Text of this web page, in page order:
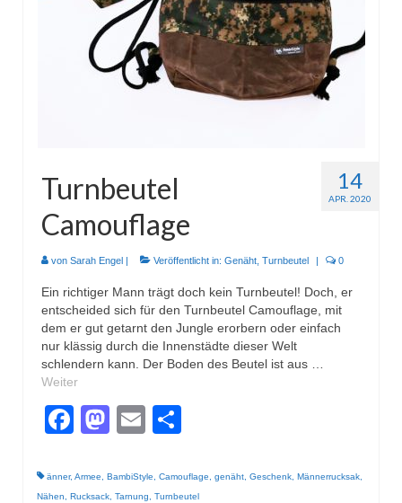
Topflappen
Winterzeit
Stirnbänder
Specials
Genäht
Waschtaschen
Turnbeutel
Sonstiges
Gestrickt
14
APR. 2020
Turnbeutel
Camouflage
von Sarah Engel Veröffentlicht in: Genäht, Turnbeutel 0
Ein richtiger Mann trägt doch kein Turnbeutel! Doch, er
entscheided sich für den Turnbeutel Camouflage, mit
dem er gut getarnt den Jungle erorbern oder einfach
nur klässig durch die Innenstädte dieser Welt
schlendern kann. Der Boden des Beutel ist aus …
Weiter
Facebook
Mastodon
Email
änner, Armee, BambiStyle, Camouflage, genäht, Geschenk, Männerrucksak,
Nähen, Rucksack, Tarnung, Turnbeutel